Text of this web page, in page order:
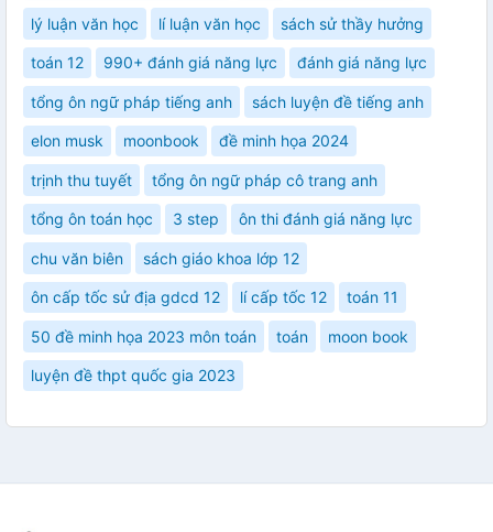
lý luận văn học lí luận văn học sách sử thầy hưởng
toán 12 990+ đánh giá năng lực đánh giá năng lực
tổng ôn ngữ pháp tiếng anh sách luyện đề tiếng anh
elon musk moonbook đề minh họa 2024
trịnh thu tuyết tổng ôn ngữ pháp cô trang anh
tổng ôn toán học 3 step ôn thi đánh giá năng lực
chu văn biên sách giáo khoa lớp 12
ôn cấp tốc sử địa gdcd 12 lí cấp tốc 12 toán 11
50 đề minh họa 2023 môn toán toán moon book
luyện đề thpt quốc gia 2023